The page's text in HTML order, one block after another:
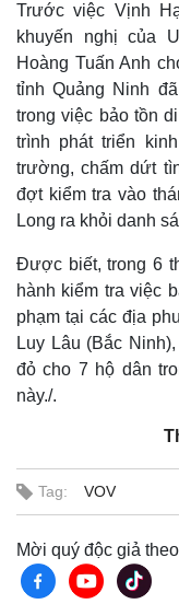
Thế giới
Quan sát
Cuộc sống đó đây
Hồ sơ
Trước việc Vịnh
khuyến nghị của
Hoàng Tuấn Anh
tỉnh Quảng Ninh
trong việc bảo tồn
trình phát triển
trường, chấm dứt
đợt kiểm tra vào
Long ra khỏi danh
Được biết, trong 6
hành kiểm tra việc
phạm tại các địa
Luy Lâu (Bắc
đỏ cho 7 hộ dân
này./.
Tag: VOV
Mời quý độc giả